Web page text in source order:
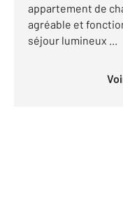
appartement de
agréable et
séjour lumineux ...